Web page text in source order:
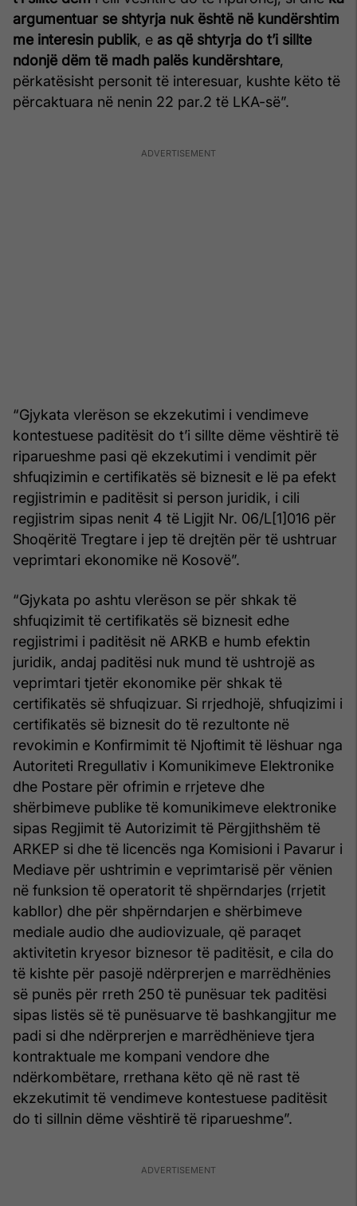
argumentuar se shtyrja nuk është në kundërshtim
me interesin publik, e as që shtyrja do t’i sillte
ndonjë dëm të madh palës kundërshtare,
përkatësisht personit të interesuar, kushte këto të
përcaktuara në nenin 22 par.2 të LKA-së”.
“Gjykata vlerëson se ekzekutimi i vendimeve
kontestuese paditësit do t’i sillte dëme vështirë të
riparueshme pasi që ekzekutimi i vendimit për
shfuqizimin e certifikatës së biznesit e lë pa efekt
regjistrimin e paditësit si person juridik, i cili
regjistrim sipas nenit 4 të Ligjit Nr. 06/L[1]016 për
Shoqëritë Tregtare i jep të drejtën për të ushtruar
veprimtari ekonomike në Kosovë”.
“Gjykata po ashtu vlerëson se për shkak të
shfuqizimit të certifikatës së biznesit edhe
regjistrimi i paditësit në ARKB e humb efektin
juridik, andaj paditësi nuk mund të ushtrojë as
veprimtari tjetër ekonomike për shkak të
certifikatës së shfuqizuar. Si rrjedhojë, shfuqizimi i
certifikatës së biznesit do të rezultonte në
revokimin e Konfirmimit të Njoftimit të lëshuar nga
Autoriteti Rregullativ i Komunikimeve Elektronike
dhe Postare për ofrimin e rrjeteve dhe
shërbimeve publike të komunikimeve elektronike
sipas Regjimit të Autorizimit të Përgjithshëm të
ARKEP si dhe të licencës nga Komisioni i Pavarur i
Mediave për ushtrimin e veprimtarisë për vënien
në funksion të operatorit të shpërndarjes (rrjetit
kabllor) dhe për shpërndarjen e shërbimeve
mediale audio dhe audiovizuale, që paraqet
aktivitetin kryesor biznesor të paditësit, e cila do
të kishte për pasojë ndërprerjen e marrëdhënies
së punës për rreth 250 të punësuar tek paditësi
sipas listës së të punësuarve të bashkangjitur me
padi si dhe ndërprerjen e marrëdhënieve tjera
kontraktuale me kompani vendore dhe
ndërkombëtare, rrethana këto që në rast të
ekzekutimit të vendimeve kontestuese paditësit
do ti sillnin dëme vështirë të riparueshme”.